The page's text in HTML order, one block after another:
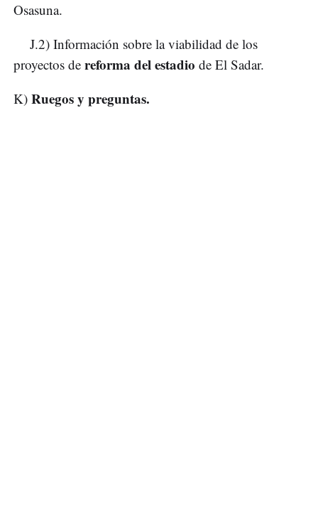
Osasuna.
J.2) Información sobre la viabilidad de los
proyectos de reforma del estadio de El Sadar.
K) Ruegos y preguntas.